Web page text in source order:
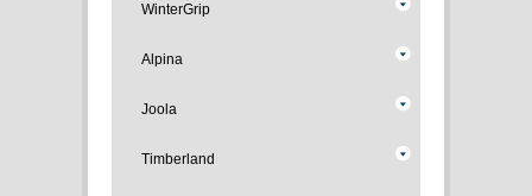
WinterGrip
Alpina
Joola
Timberland